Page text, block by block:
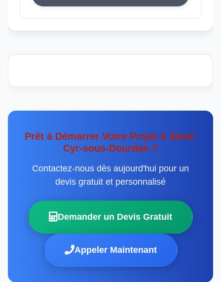
Prêt à Démarrer Votre Projet à Saint-
Cyr-sous-Dourdan ?
Contactez-nous dès aujourd'hui pour un
devis gratuit et personnalisé
Demander un Devis Gratuit
Appeler Maintenant